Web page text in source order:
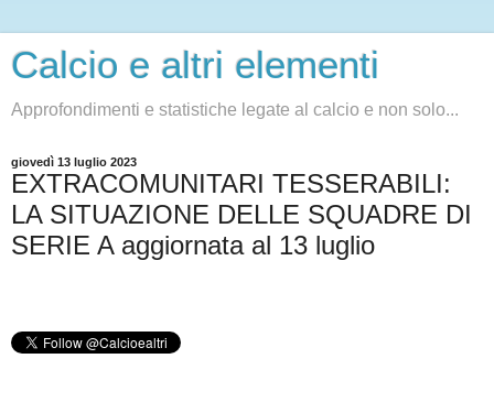
Calcio e altri elementi
Approfondimenti e statistiche legate al calcio e non solo...
giovedì 13 luglio 2023
EXTRACOMUNITARI TESSERABILI:
LA SITUAZIONE DELLE SQUADRE DI
SERIE A aggiornata al 13 luglio